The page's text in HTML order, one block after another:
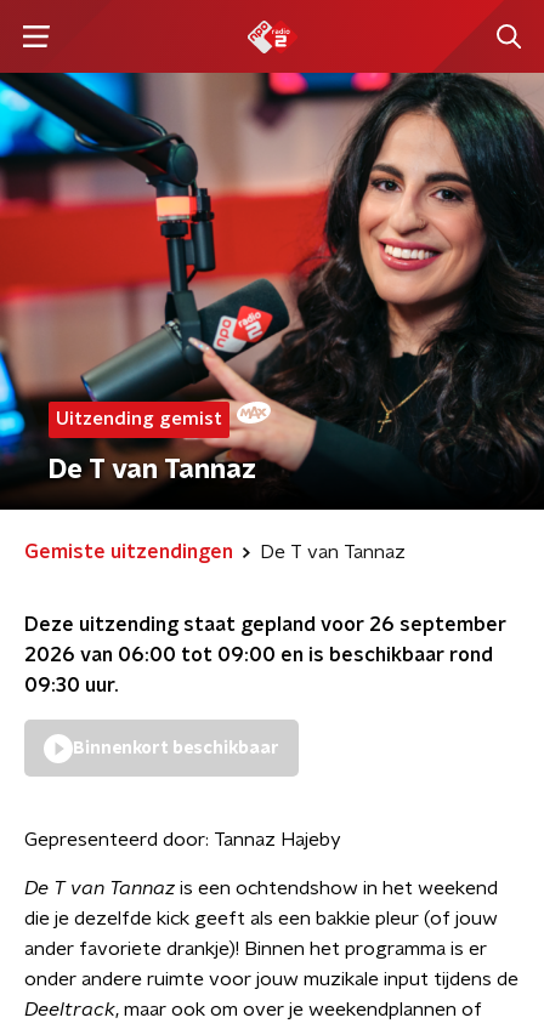
Uitzending gemist
De T van Tannaz
Gemiste uitzendingen De T van Tannaz
Deze uitzending staat gepland voor 26 september
2026 van 06:00 tot 09:00 en is beschikbaar rond
09:30 uur.
Binnenkort beschikbaar
Gepresenteerd door: Tannaz Hajeby
De T van Tannaz is een ochtendshow in het weekend
die je dezelfde kick geeft als een bakkie pleur (of jouw
ander favoriete drankje)! Binnen het programma is er
onder andere ruimte voor jouw muzikale input tijdens de
Deeltrack, maar ook om over je weekendplannen of